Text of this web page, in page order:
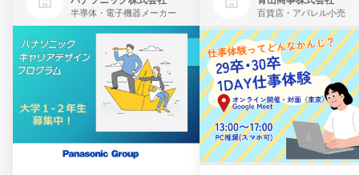
半導体・電子機器メーカー 百貨店・アパレル小売